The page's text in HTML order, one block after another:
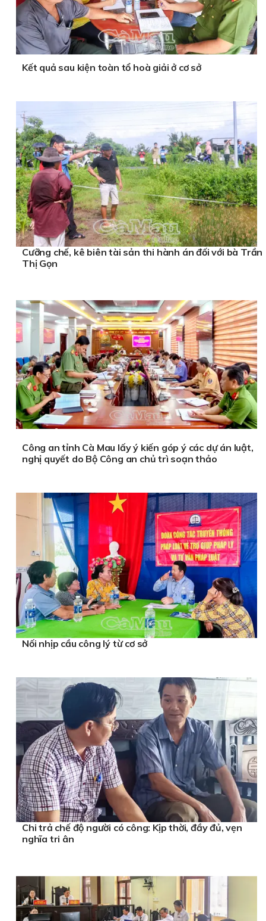
Kết quả sau kiện toàn tổ hoà giải ở cơ sở
Cưỡng chế, kê biên tài sản thi hành án đối với bà Trần
Thị Gọn
Công an tỉnh Cà Mau lấy ý kiến góp ý các dự án luật,
nghị quyết do Bộ Công an chủ trì soạn thảo
Nối nhịp cầu công lý từ cơ sở
Chi trả chế độ người có công: Kịp thời, đầy đủ, vẹn
nghĩa tri ân